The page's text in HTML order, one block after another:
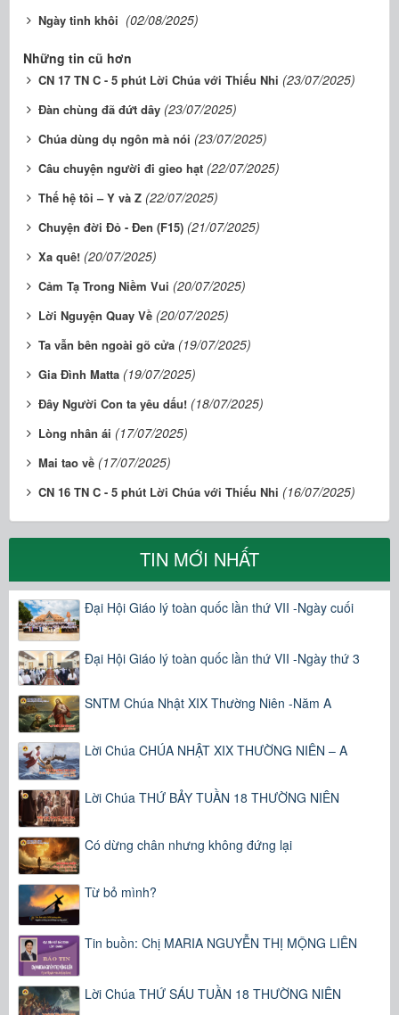
Ngày tinh khôi (02/08/2025)
Những tin cũ hơn
CN 17 TN C - 5 phút Lời Chúa với Thiếu Nhi (23/07/2025)
Đàn chùng đã đứt dây (23/07/2025)
Chúa dùng dụ ngôn mà nói (23/07/2025)
Câu chuyện người đi gieo hạt (22/07/2025)
Thế hệ tôi – Y và Z (22/07/2025)
Chuyện đời Đỏ - Đen (F15) (21/07/2025)
Xa quê! (20/07/2025)
Cảm Tạ Trong Niềm Vui (20/07/2025)
Lời Nguyện Quay Về (20/07/2025)
Ta vẫn bên ngoài gõ cửa (19/07/2025)
Gia Đình Matta (19/07/2025)
Đây Người Con ta yêu dấu! (18/07/2025)
Lòng nhân ái (17/07/2025)
Mai tao về (17/07/2025)
CN 16 TN C - 5 phút Lời Chúa với Thiếu Nhi (16/07/2025)
TIN MỚI NHẤT
Đại Hội Giáo lý toàn quốc lần thứ VII -Ngày cuối
Đại Hội Giáo lý toàn quốc lần thứ VII -Ngày thứ 3
SNTM Chúa Nhật XIX Thường Niên -Năm A
Lời Chúa CHÚA NHẬT XIX THƯỜNG NIÊN – A
Lời Chúa THỨ BẢY TUẦN 18 THƯỜNG NIÊN
Có dừng chân nhưng không đứng lại
Từ bỏ mình?
Tin buồn: Chị MARIA NGUYỄN THỊ MỘNG LIÊN
Lời Chúa THỨ SÁU TUẦN 18 THƯỜNG NIÊN